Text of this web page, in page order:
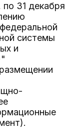
31 декабря
системы
и